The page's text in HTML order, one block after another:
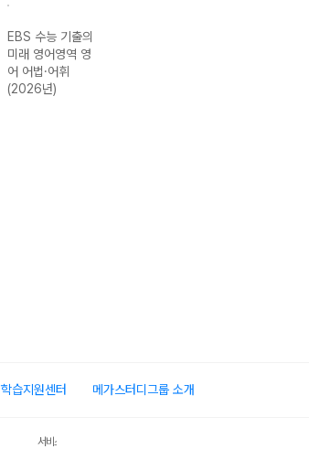
EBS 수능 기출의
미래 영어영역 영
어 어법·어휘
(2026년)
학습지원센터 메가스터디그룹 소개
서비스 가입사실 확인